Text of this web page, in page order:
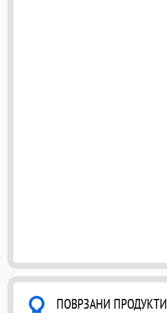
ПОВРЗАНИ ПРОДУКТИ